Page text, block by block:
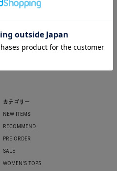
カテゴリー
NEW ITEMS
RECOMMEND
PRE ORDER
SALE
WOMEN'S TOPS